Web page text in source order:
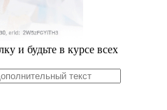
и будьте в курсе всех